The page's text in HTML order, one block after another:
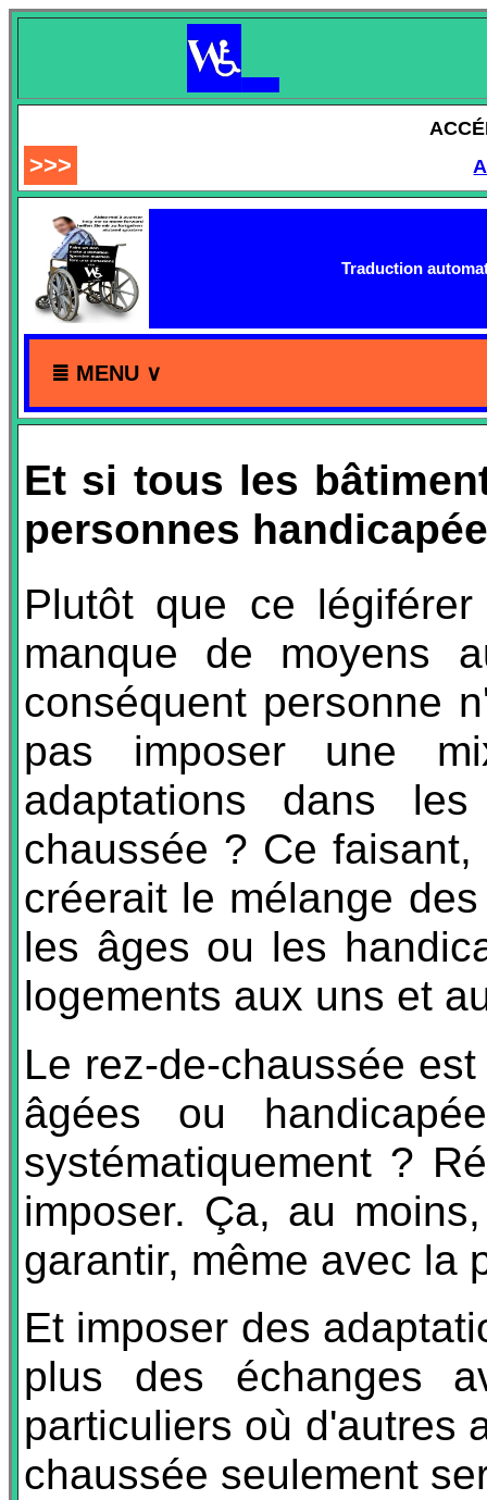
>>>
Traduction
≣ MENU ∨
Et si tous les
personnes
Plutôt que ce
manque de moyens
conséquent personne
pas imposer une
adaptations dans
chaussée ? Ce
créerait le mélange
les âges ou les
logements aux uns et
Le rez-de-chaussée
âgées ou
systématiquement ?
imposer. Ça, au
garantir, même avec la
Et imposer des
plus des échanges
particuliers où d'autres
chaussée seulement